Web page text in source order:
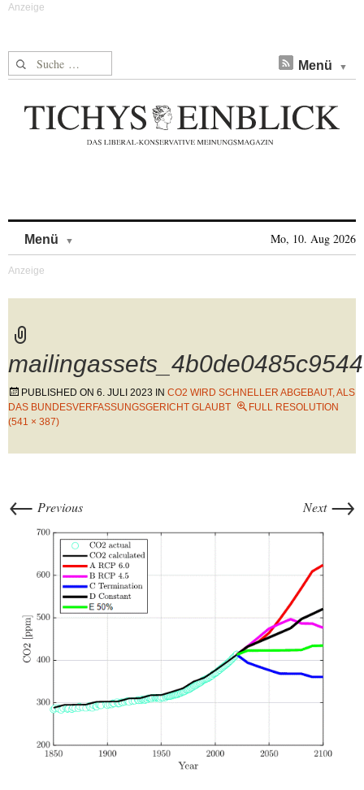
Suche nach: Menü
Menü Mo, 10. Aug 2026
PUBLISHED ON 6. JULI 2023 IN CO2 WIRD SCHNELLER ABGEBAUT, ALS
DAS BUNDESVERFASSUNGSGERICHT GLAUBT
FULL RESOLUTION
(541 × 387)
← Previous Next →